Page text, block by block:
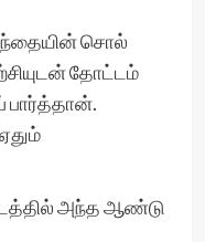
சொல்
தோட்டம்
பார்த்தான்.
அந்த ஆண்டு